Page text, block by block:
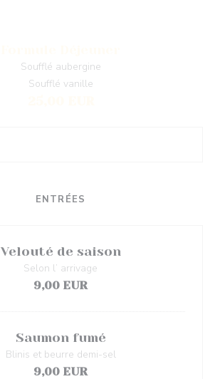
Soufflé aubergine
Soufflé vanille
ENTRÉES
Velouté de saison
Selon l’ arrivage
9,00 EUR
Saumon fumé
Blinis et beurre demi-sel
9,00 EUR